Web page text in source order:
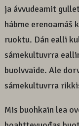
ja ávvudeamit
hábme erenoamáš
ruoktu. Dán ealli
sámekultuvrra
buolvvaide. Ale
sámekultuvrra
Mis buohkain lea